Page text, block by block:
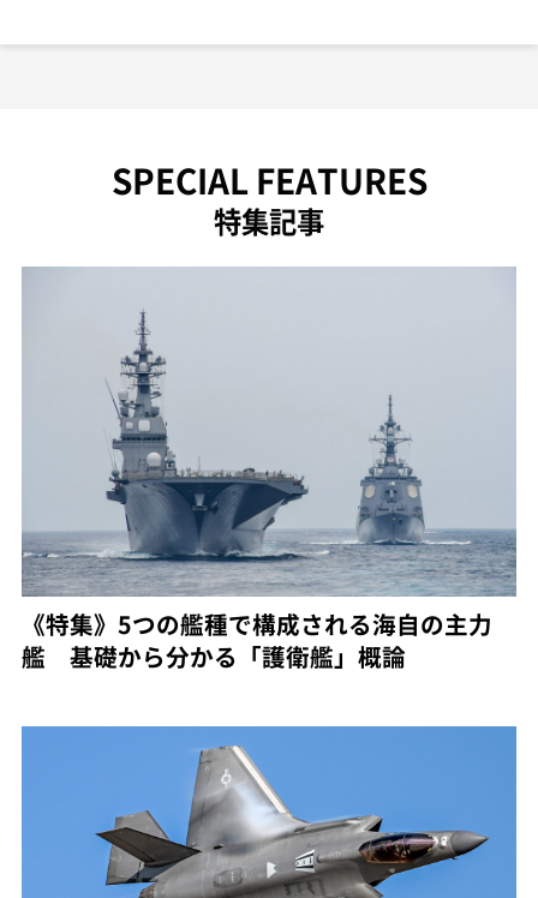
SPECIAL FEATURES
特集記事
《特集》5つの艦種で構成される海自の主力
艦 基礎から分かる「護衛艦」概論